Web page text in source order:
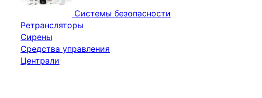
Системы безопасности
Ретрансляторы
Сирены
Средства управления
Централи